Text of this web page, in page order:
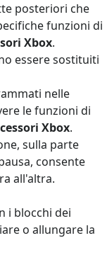
posteriori che
funzioni di
Xbox.
essere sostituiti
nelle
le funzioni di
Xbox.
sulla parte
consente
all'altra.
i blocchi dei
o allungare la